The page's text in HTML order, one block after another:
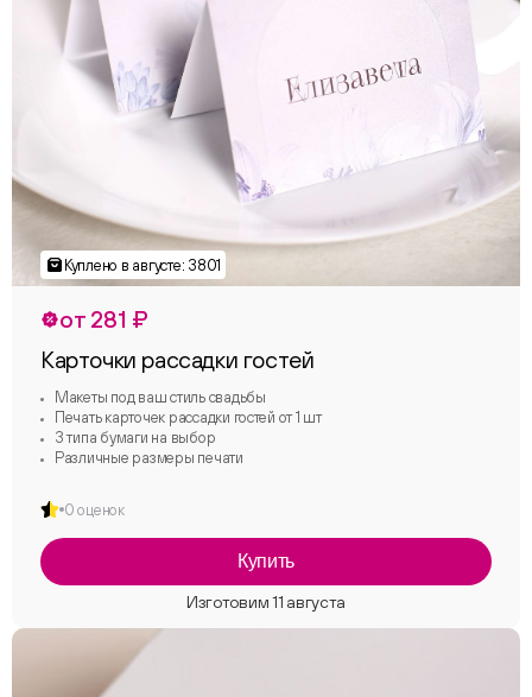
от 281 ₽
Карточки рассадки гостей
Макеты под ваш стиль свадьбы
Печать карточек рассадки гостей от 1 шт
3 типа бумаги на выбор
Различные размеры печати
0 оценок
Купить